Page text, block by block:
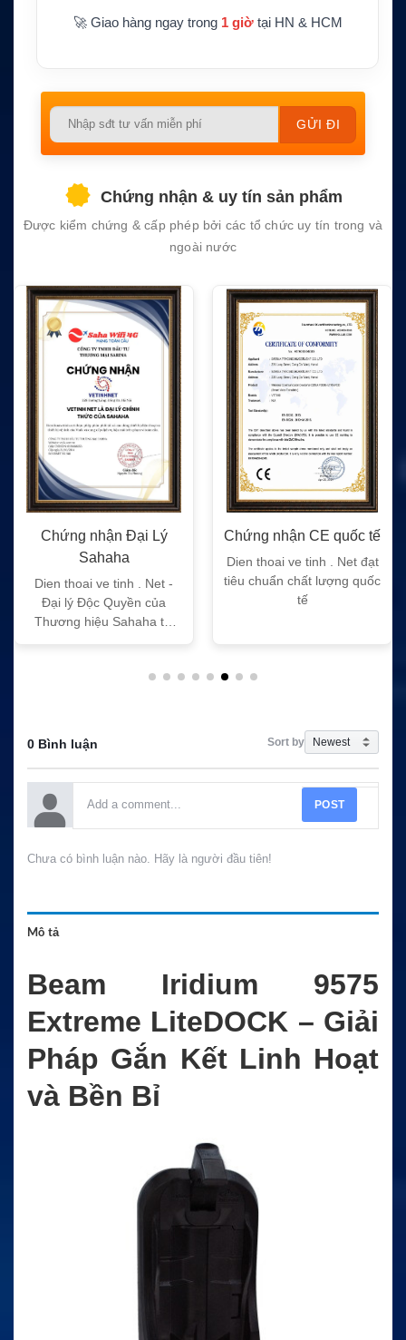
🚀 Giao hàng ngay trong 1 giờtại HN & HCM
Please
empty.
Chứng nhận & uy tín sản phẩm
Được kiểm chứng & cấp phép bởi các tổ chức uy tín trong và
ngoài nước
Chứng nhận Đại Lý
Sahaha
Dien thoai ve tinh . Net -
Đại lý Độc Quyền của
Thương hiệu Sahaha tại
Chứng nhận CE quốc tế
Dien thoai ve tinh . Net đạt
tiêu chuẩn chất lượng quốc
tế
0 Bình luận Sort by
POST
Chưa có bình luận nào. Hãy là người đầu tiên!
Mô tả
Beam Iridium 9575
Extreme LiteDOCK – Giải
Pháp Gắn Kết Linh Hoạt
và Bền Bỉ